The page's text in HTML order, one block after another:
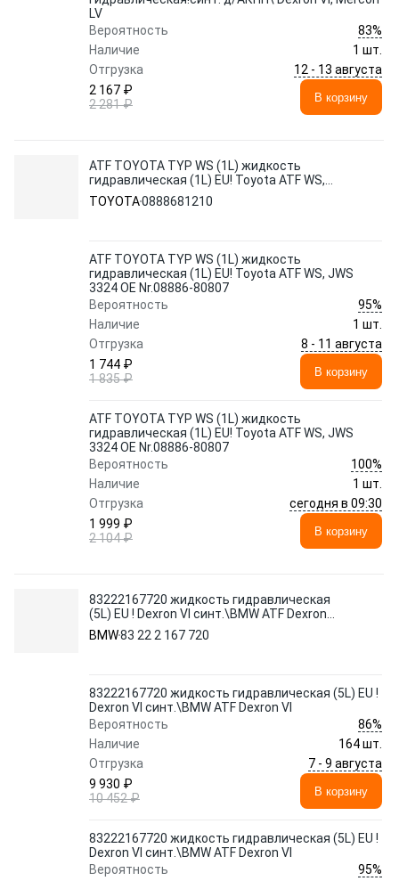
LV
Вероятность
83%
Наличие
1 шт.
Отгрузка
12 - 13 августа
2 167 ₽
2 281 ₽
В корзину
ATF TOYOTA TYP WS (1L) жидкость
гидравлическая (1L) EU! Toyota ATF WS,
JWS 3324 OE Nr.08886-80807
TOYOTA0888681210
ATF TOYOTA TYP WS (1L) жидкость
гидравлическая (1L) EU! Toyota ATF WS, JWS
3324 OE Nr.08886-80807
Вероятность
95%
Наличие
1 шт.
Отгрузка
8 - 11 августа
1 744 ₽
1 835 ₽
В корзину
ATF TOYOTA TYP WS (1L) жидкость
гидравлическая (1L) EU! Toyota ATF WS, JWS
3324 OE Nr.08886-80807
Вероятность
100%
Наличие
1 шт.
Отгрузка
сегодня в 09:30
1 999 ₽
2 104 ₽
В корзину
83222167720 жидкость гидравлическая
(5L) EU ! Dexron VI синт.\BMW ATF Dexron
VI
BMW83 22 2 167 720
83222167720 жидкость гидравлическая (5L) EU !
Dexron VI синт.\BMW ATF Dexron VI
Вероятность
86%
Наличие
164 шт.
Отгрузка
7 - 9 августа
9 930 ₽
10 452 ₽
В корзину
83222167720 жидкость гидравлическая (5L) EU !
Dexron VI синт.\BMW ATF Dexron VI
Вероятность
95%